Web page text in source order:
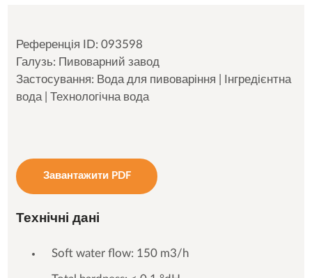
Референція ID: 093598
Галузь: Пивоварний завод
Застосування: Вода для пивоваріння | Інгредієнтна
вода | Технологічна вода
Завантажити PDF
Технічні дані
Soft water flow: 150 m3/h